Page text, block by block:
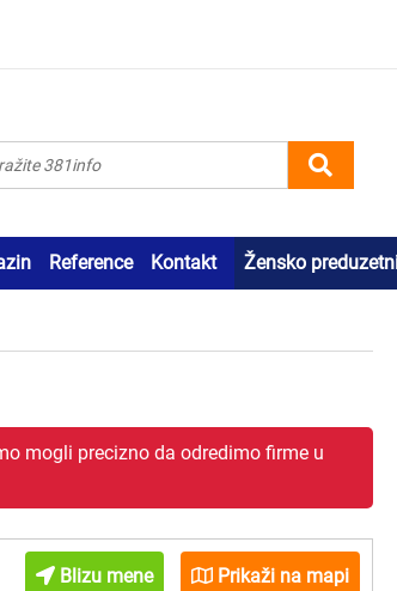
Reference Kontakt Žensko
mogli precizno da odredimo firme u
Blizu mene Prikaži na mapi